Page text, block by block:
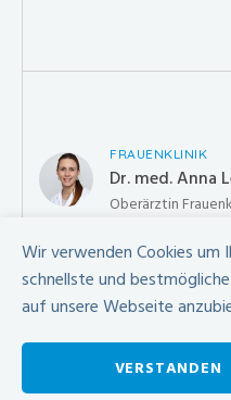
FRAUENKLINIK
Dr. med. Anna
Oberärztin
Wir verwenden Cookies um
schnellste und
auf unsere Webseite
VERSTANDEN